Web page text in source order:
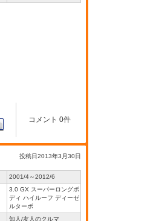
コメント 0件
投稿日2013年3月30日
2001/4～2012/6
3.0 GX スーパーロングボ
ディ ハイルーフ ディーゼ
ルターボ
知人/友人のクルマ